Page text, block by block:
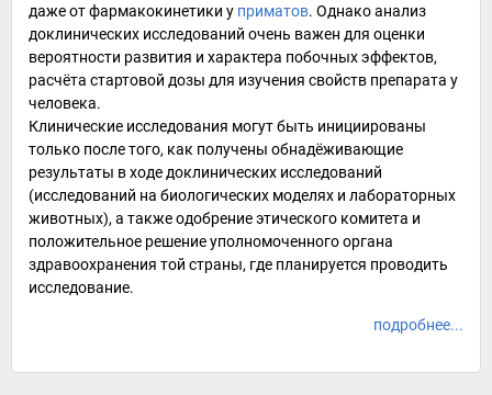
даже от фармакокинетики у приматов. Однако анализ
доклинических исследований очень важен для оценки
вероятности развития и характера побочных эффектов,
расчёта стартовой дозы для изучения свойств препарата у
человека.
Клинические исследования могут быть инициированы
только после того, как получены обнадёживающие
результаты в ходе доклинических исследований
(исследований на биологических моделях и лабораторных
животных), а также одобрение этического комитета и
положительное решение уполномоченного органа
здравоохранения той страны, где планируется проводить
исследование.
подробнее...